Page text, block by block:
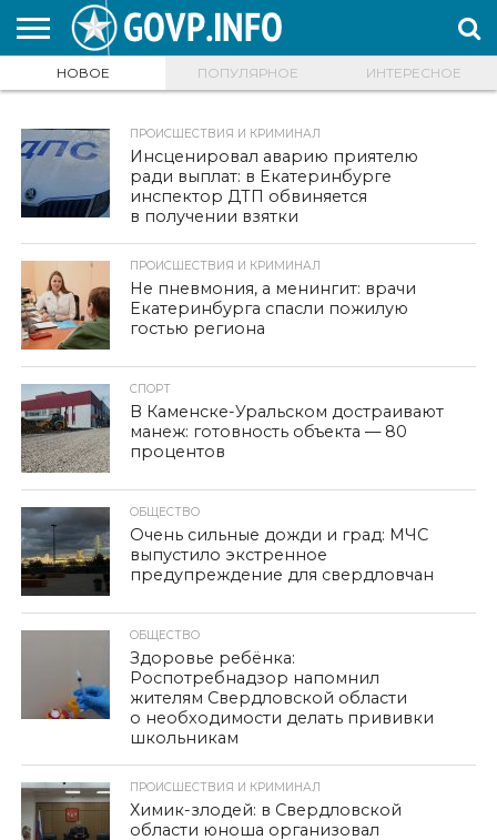
НОВОСТИ
ОБЩЕСТВО
ЭКОНОМИКА
ПОЛИТИКА
ПРОИСШЕСТВИЯ
НАУКА И
КУЛЬТУРА
ЖКХ
СПОРТ
АВТОРСКОЕ
ИНТЕРЕСНОЕ
НОВОЕ ПОПУЛЯРНОЕ ИНТЕРЕСНОЕ
ПРОИСШЕСТВИЯ И КРИМИНАЛ
Инсценировал аварию приятелю
ради выплат: в Екатеринбурге
инспектор ДТП обвиняется
в получении взятки
ПРОИСШЕСТВИЯ И КРИМИНАЛ
Не пневмония, а менингит: врачи
Екатеринбурга спасли пожилую
гостью региона
СПОРТ
В Каменске-Уральском достраивают
манеж: готовность объекта — 80
процентов
ОБЩЕСТВО
Очень сильные дожди и град: МЧС
выпустило экстренное
предупреждение для свердловчан
ОБЩЕСТВО
Здоровье ребёнка:
Роспотребнадзор напомнил
жителям Свердловской области
о необходимости делать прививки
школьникам
ПРОИСШЕСТВИЯ И КРИМИНАЛ
Химик-злодей: в Свердловской
области юноша организовал